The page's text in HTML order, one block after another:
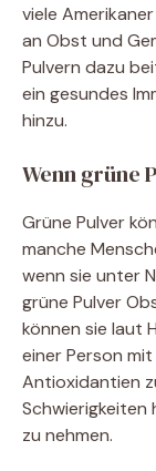
viele
an Obst und
Pulvern dazu
ein gesundes
hinzu.
Wenn grüne
Grüne Pulver
manche
wenn sie unter
grüne Pulver
können sie laut
einer Person
Antioxidantien
Schwierigkeiten
zu nehmen.